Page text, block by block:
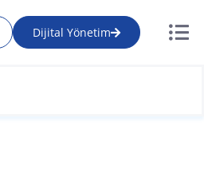
Dijital Yönetim